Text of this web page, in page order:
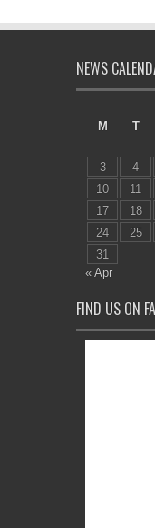
NEWS
M
T
3
4
10
11
17
18
24
25
31
« Apr
FIND US ON